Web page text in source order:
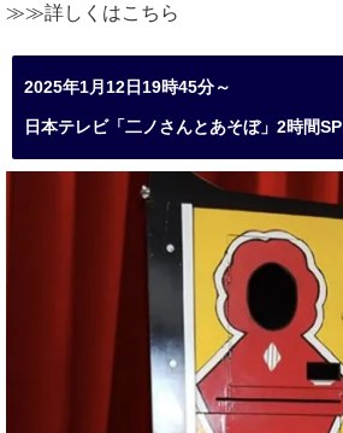
≫≫詳しくはこちら
2025年1月12日19時45分～
日本テレビ「二ノさんとあそぼ」2時間SP